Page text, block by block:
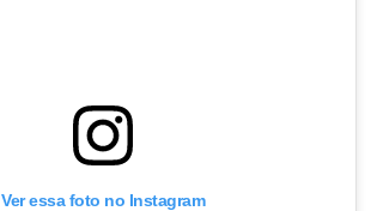
Ver essa foto no Instagram